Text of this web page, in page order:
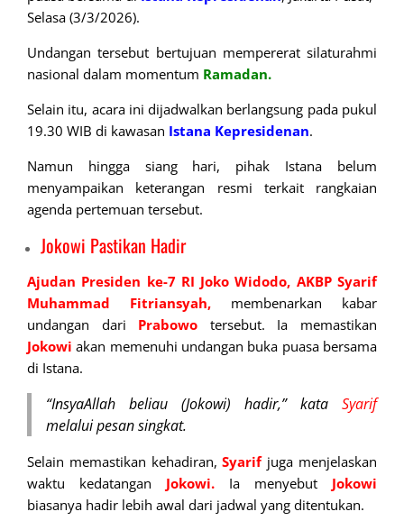
Selasa (3/3/2026).
Undangan tersebut bertujuan mempererat silaturahmi
nasional dalam momentum Ramadan.
Selain itu, acara ini dijadwalkan berlangsung pada pukul
19.30 WIB di kawasan Istana Kepresidenan.
Namun hingga siang hari, pihak Istana belum
menyampaikan keterangan resmi terkait rangkaian
agenda pertemuan tersebut.
Jokowi Pastikan Hadir
Ajudan Presiden ke-7 RI Joko Widodo, AKBP Syarif
Muhammad Fitriansyah, membenarkan kabar
undangan dari Prabowo tersebut. Ia memastikan
Jokowi akan memenuhi undangan buka puasa bersama
di Istana.
“InsyaAllah beliau (Jokowi) hadir,” kata Syarif
melalui pesan singkat.
Selain memastikan kehadiran,Syarifjuga menjelaskan
waktu kedatangan Jokowi. Ia menyebut Jokowi
biasanya hadir lebih awal dari jadwal yang ditentukan.